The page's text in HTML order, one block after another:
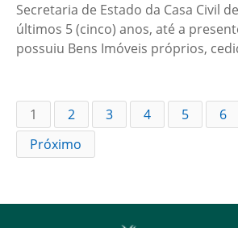
Secretaria de Estado da Casa Civil
últimos 5 (cinco) anos, até a
possuiu Bens Imóveis próprios,
1 2 3 4 5 6
Próximo